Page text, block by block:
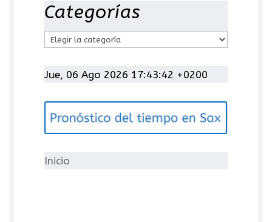
Categorías
t
g
í
Jue, 06 Ago 2026 17:43:42 +0200
Inicio